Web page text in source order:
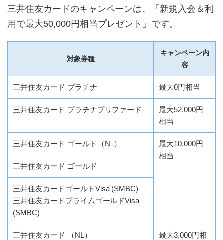
三井住友カードのキャンペーンは、「新規入会＆利
用で最大50,000円相当プレゼント」です。
対象券種
キャンペーン内
容
三井住友カード プラチナ 最大0円相当
三井住友カード プラチナプリファード
最大52,000円
相当
三井住友カード ゴールド（NL）
最大10,000円
相当
三井住友カード ゴールド
三井住友カードゴールドVisa (SMBC)
三井住友カードプライムゴールドVisa
(SMBC)
三井住友カード （NL）
最大3,000円相